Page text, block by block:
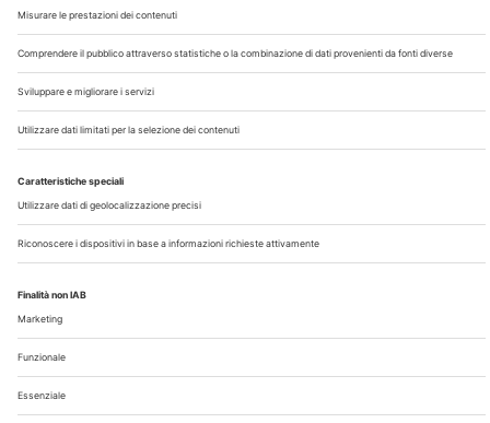
Chi Siamo
Contatti
Note Legali
Privacy
©2026 Edra S.p.a | www.edraspa.it | P.iva 08056040960
| Tel. 02/881841 | Sede legale: Viale Enrico Forlanini 21 -
20134 Milano (Italy)
Registrazione Tribunale di Milano n° 5578/2022 del
5/05/2022